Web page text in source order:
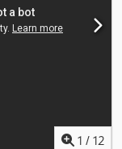
1 / 12